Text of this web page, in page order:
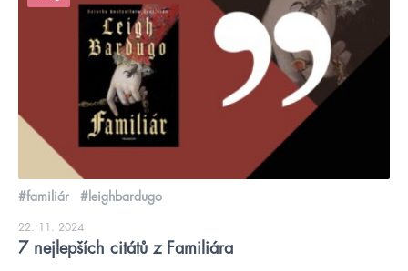
#familiár #leighbardugo
22. 11. 2024
7 nejlepších citátů z Familiára